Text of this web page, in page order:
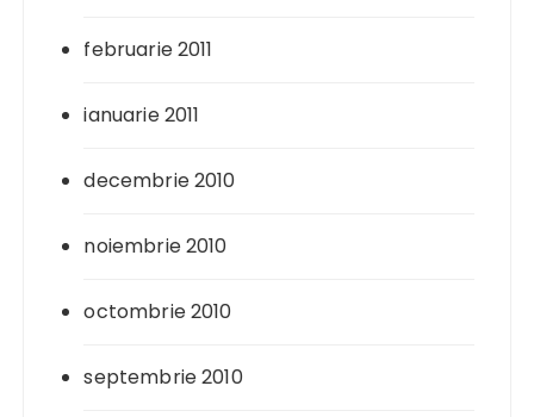
februarie 2011
ianuarie 2011
decembrie 2010
noiembrie 2010
octombrie 2010
septembrie 2010